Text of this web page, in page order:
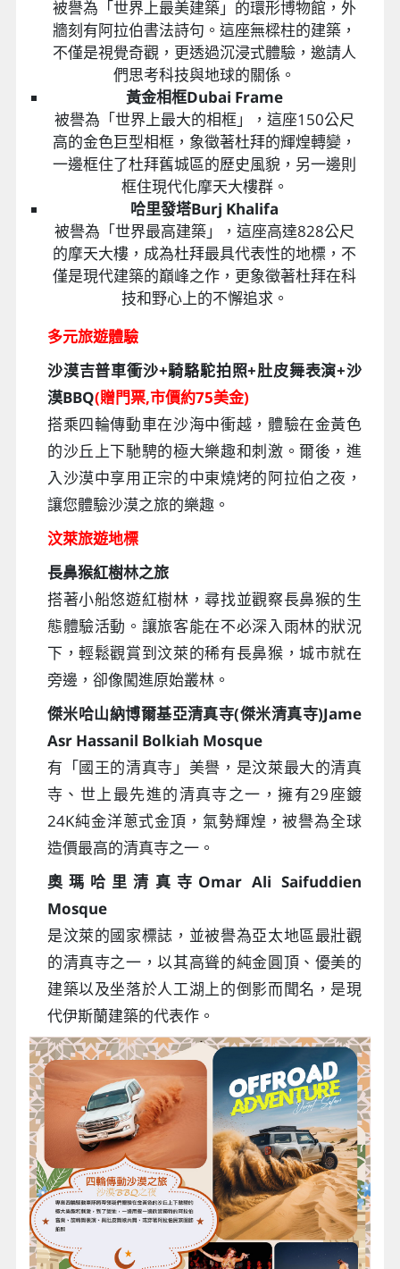
被譽為「世界上最美建築」的環形博物館，外
牆刻有阿拉伯書法詩句。這座無樑柱的建築，
不僅是視覺奇觀，更透過沉浸式體驗，邀請人
們思考科技與地球的關係。
黃金相框Dubai Frame
被譽為「世界上最大的相框」，這座150公尺
高的金色巨型相框，象徵著杜拜的輝煌轉變，
一邊框住了杜拜舊城區的歷史風貌，另一邊則
框住現代化摩天大樓群。
哈里發塔Burj Khalifa
被譽為「世界最高建築」，這座高達828公尺
的摩天大樓，成為杜拜最具代表性的地標，不
僅是現代建築的巔峰之作，更象徵著杜拜在科
技和野心上的不懈追求。
多元旅遊體驗
沙漠吉普車衝沙+騎駱駝拍照+肚皮舞表演+沙
漠BBQ(贈門票,市價約75美金)
搭乘四輪傳動車在沙海中衝越，體驗在金黃色
的沙丘上下馳騁的極大樂趣和刺激。爾後，進
入沙漠中享用正宗的中東燒烤的阿拉伯之夜，
讓您體驗沙漠之旅的樂趣。
汶萊旅遊地標
長鼻猴紅樹林之旅
搭著小船悠遊紅樹林，尋找並觀察長鼻猴的生
態體驗活動。讓旅客能在不必深入雨林的狀況
下，輕鬆觀賞到汶萊的稀有長鼻猴，城市就在
旁邊，卻像闖進原始叢林。
傑米哈山納博爾基亞清真寺(傑米清真寺)Jame
Asr Hassanil Bolkiah Mosque
有「國王的清真寺」美譽，是汶萊最大的清真
寺、世上最先進的清真寺之一，擁有29座鍍
24K純金洋蔥式金頂，氣勢輝煌，被譽為全球
造價最高的清真寺之一。
奧瑪哈里清真寺Omar Ali Saifuddien
Mosque
是汶萊的國家標誌，並被譽為亞太地區最壯觀
的清真寺之一，以其高聳的純金圓頂、優美的
建築以及坐落於人工湖上的倒影而聞名，是現
代伊斯蘭建築的代表作。